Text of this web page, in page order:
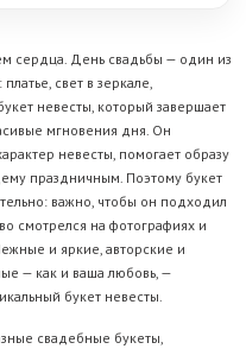
сердца. День свадьбы — один из
свет в зеркале,
невесты, который завершает
мгновения дня. Он
невесты, помогает образу
праздничным. Поэтому букет
важно, чтобы он подходил
смотрелся на фотографиях и
и яркие, авторские и
— как и ваша любовь, —
букет невесты.
свадебные букеты,